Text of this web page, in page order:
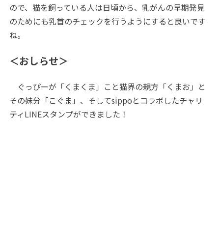
ので、猫を飼っている人は日頃から、乳がんの早期発見
のためにも乳首のチェックを行うようにすると良いです
ね。
＜おしらせ＞
ぐっぴーが「くまくま」こと猫界の親方「くまお」と
その妹分「こぐま」、そしてsippoとコラボしたチャリ
ティLINEスタンプができました！